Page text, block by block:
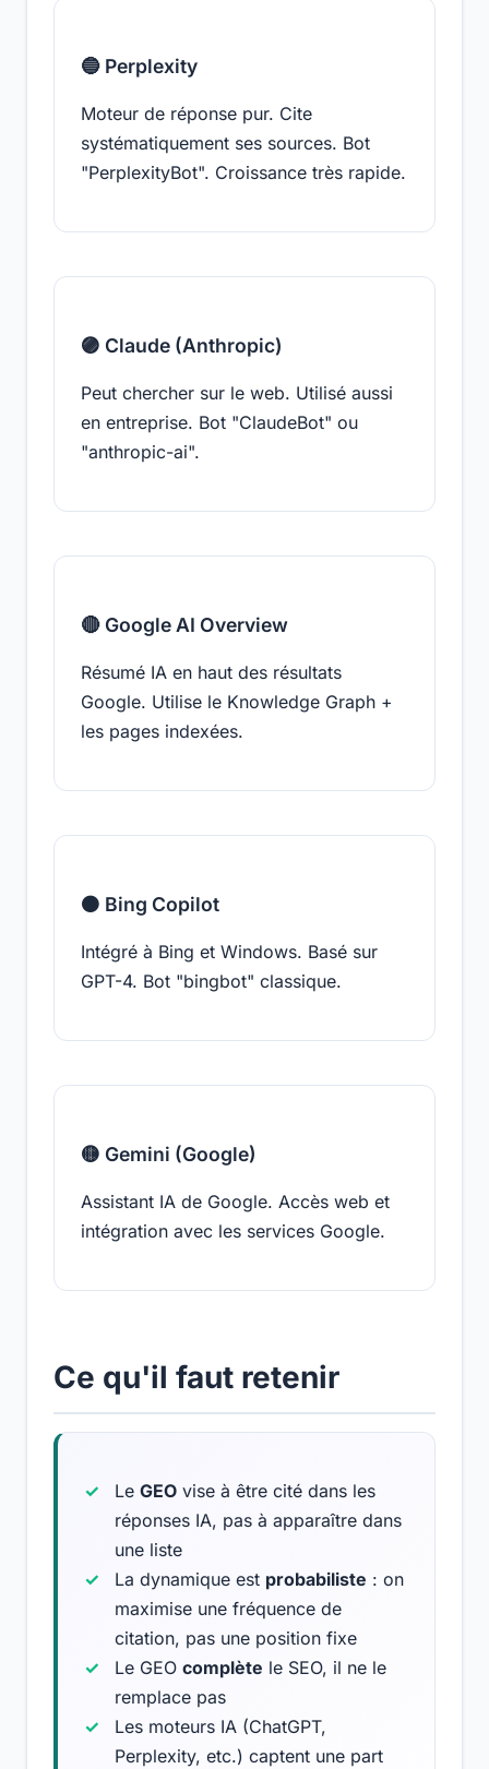
🔵 Perplexity
Moteur de réponse pur. Cite
systématiquement ses sources. Bot
"PerplexityBot". Croissance très rapide.
🟣 Claude (Anthropic)
Peut chercher sur le web. Utilisé aussi
en entreprise. Bot "ClaudeBot" ou
"anthropic-ai".
🔴 Google AI Overview
Résumé IA en haut des résultats
Google. Utilise le Knowledge Graph +
les pages indexées.
🟠 Bing Copilot
Intégré à Bing et Windows. Basé sur
GPT-4. Bot "bingbot" classique.
🟡 Gemini (Google)
Assistant IA de Google. Accès web et
intégration avec les services Google.
Ce qu'il faut retenir
Le GEO vise à être cité dans les
réponses IA, pas à apparaître dans
une liste
La dynamique est probabiliste : on
maximise une fréquence de
citation, pas une position fixe
Le GEO complète le SEO, il ne le
remplace pas
Les moteurs IA (ChatGPT,
Perplexity, etc.) captent une part